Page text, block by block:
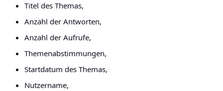
Titel des Themas,
Anzahl der Antworten,
Anzahl der Aufrufe,
Themenabstimmungen,
Startdatum des Themas,
Nutzername,